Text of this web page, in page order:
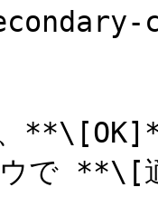
、
ウで **\[